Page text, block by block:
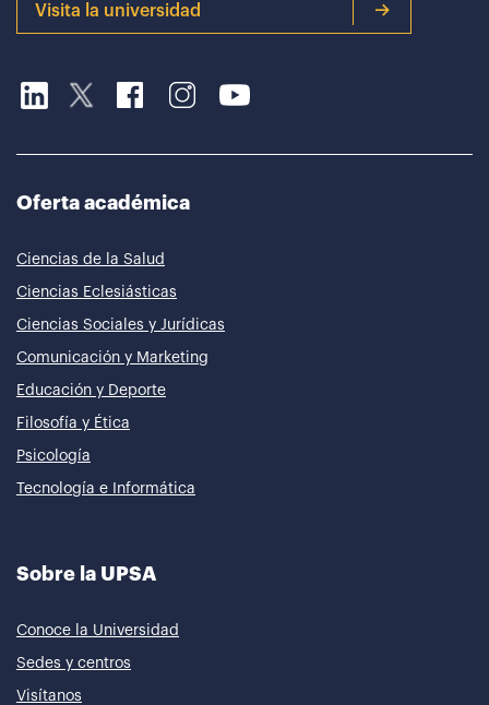
Visita la universidad
Oferta académica
Ciencias de la Salud
Ciencias Eclesiásticas
Ciencias Sociales y Jurídicas
Comunicación y Marketing
Educación y Deporte
Filosofía y Ética
Psicología
Tecnología e Informática
Sobre la UPSA
Conoce la Universidad
Sedes y centros
Visítanos